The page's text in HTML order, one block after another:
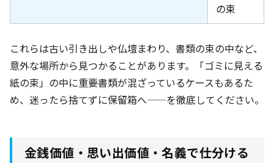
の束
これらは古い引き出しや仏壇まわり、書類の束の中など、
意外な場所から見つかることがあります。「ゴミに見える
紙の束」の中に重要書類が混ざっているケースもあるた
め、迷ったら捨てずに保留箱へ——を徹底してください。
金銭価値・思い出価値・名義で仕分ける